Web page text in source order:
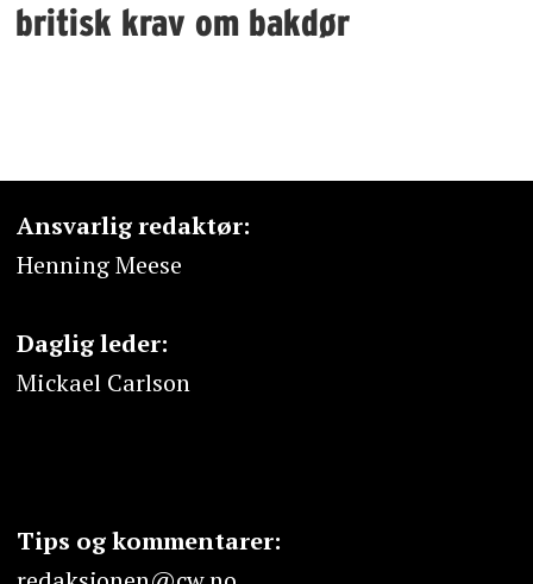
britisk krav om bakdør
Ansvarlig redaktør:
Henning Meese
Daglig leder:
Mickael Carlson
Tips og kommentarer: